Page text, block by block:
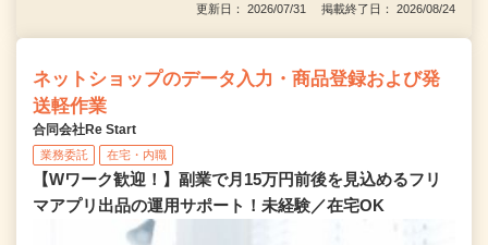
更新日： 2026/07/31 掲載終了日： 2026/08/24
ネットショップのデータ入力・商品登録および発
送軽作業
合同会社Re Start
業務委託 在宅・内職
【Wワーク歓迎！】副業で月15万円前後を見込めるフリ
マアプリ出品の運用サポート！未経験／在宅OK